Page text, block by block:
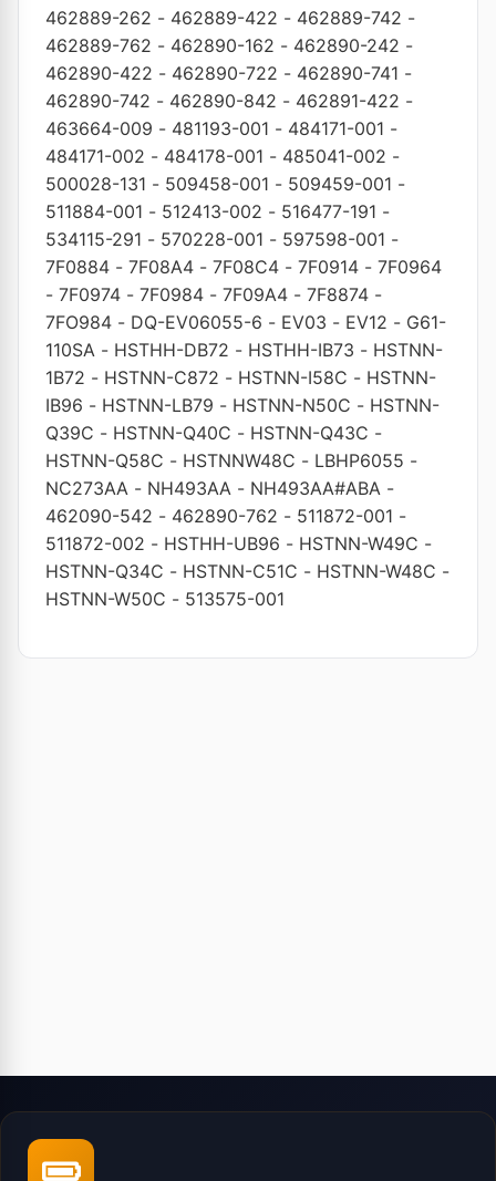
462889-262 - 462889-422 - 462889-742 -
462889-762 - 462890-162 - 462890-242 -
462890-422 - 462890-722 - 462890-741 -
462890-742 - 462890-842 - 462891-422 -
463664-009 - 481193-001 - 484171-001 -
484171-002 - 484178-001 - 485041-002 -
500028-131 - 509458-001 - 509459-001 -
511884-001 - 512413-002 - 516477-191 -
534115-291 - 570228-001 - 597598-001 -
7F0884 - 7F08A4 - 7F08C4 - 7F0914 - 7F0964
- 7F0974 - 7F0984 - 7F09A4 - 7F8874 -
7FO984 - DQ-EV06055-6 - EV03 - EV12 - G61-
110SA - HSTHH-DB72 - HSTHH-IB73 - HSTNN-
1B72 - HSTNN-C872 - HSTNN-I58C - HSTNN-
IB96 - HSTNN-LB79 - HSTNN-N50C - HSTNN-
Q39C - HSTNN-Q40C - HSTNN-Q43C -
HSTNN-Q58C - HSTNNW48C - LBHP6055 -
NC273AA - NH493AA - NH493AA#ABA -
462090-542 - 462890-762 - 511872-001 -
511872-002 - HSTHH-UB96 - HSTNN-W49C -
HSTNN-Q34C - HSTNN-C51C - HSTNN-W48C -
HSTNN-W50C - 513575-001